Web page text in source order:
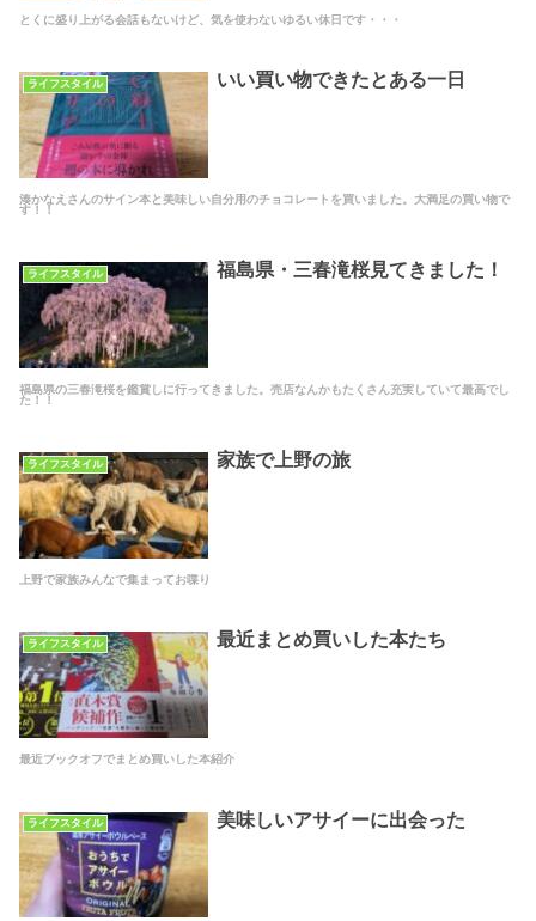
とくに盛り上がる会話もないけど、気を使わないゆるい休日です・・・
ライフスタイル いい買い物できたとある一日
湊かなえさんのサイン本と美味しい自分用のチョコレートを買いました。大満足の買い物で
す！！
ライフスタイル 福島県・三春滝桜見てきました！
福島県の三春滝桜を鑑賞しに行ってきました。売店なんかもたくさん充実していて最高でし
た！！
ライフスタイル 家族で上野の旅
上野で家族みんなで集まってお喋り
ライフスタイル 最近まとめ買いした本たち
最近ブックオフでまとめ買いした本紹介
ライフスタイル 美味しいアサイーに出会った